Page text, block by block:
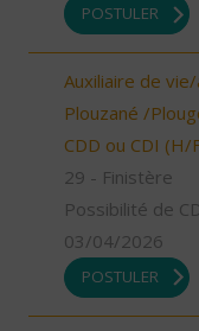
POSTULER
Auxiliaire de
Plouzané /
CDD ou CDI (H/
29 - Finistère
Possibilité de
03/04/2026
POSTULER